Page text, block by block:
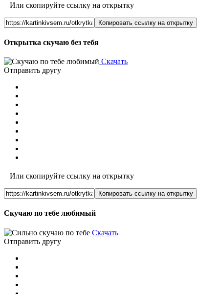
Или скопируйте ссылку на открытку
Копировать ссылку на открытку
Открытка скучаю без тебя
Скачать
Отправить другу
Или скопируйте ссылку на открытку
Копировать ссылку на открытку
Скучаю по тебе любимый
Скачать
Отправить другу